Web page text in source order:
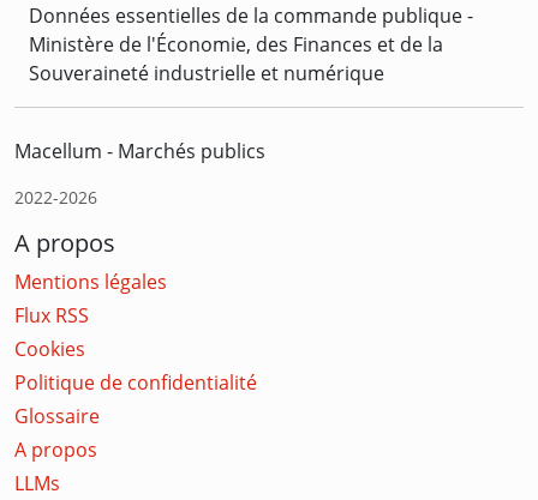
Données essentielles de la commande publique -
Ministère de l'Économie, des Finances et de la
Souveraineté industrielle et numérique
Macellum - Marchés publics
2022-2026
A propos
Mentions légales
Flux RSS
Cookies
Politique de confidentialité
Glossaire
A propos
LLMs